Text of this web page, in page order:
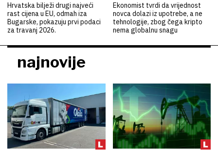
Hrvatska bilježi drugi najveći
rast cijena u EU, odmah iza
Bugarske, pokazuju prvi podaci
za travanj 2026.
Ekonomist tvrdi da vrijednost
novca dolazi iz upotrebe, a ne
tehnologije, zbog čega kripto
nema globalnu snagu
najnovije